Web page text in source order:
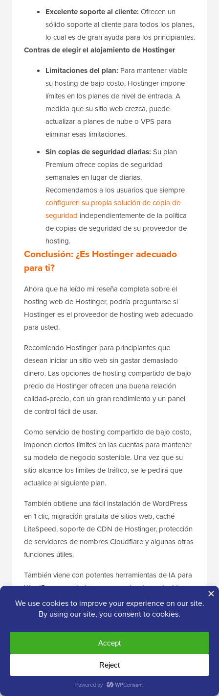
Excelente soporte al cliente: Ofrecen un
sólido soporte al cliente para todos los planes,
lo cual es de gran ayuda para los principiantes.
Contras de elegir el alojamiento de Hostinger
Limitaciones del plan: Para mantener viable
su hosting de bajo costo, Hostinger impone
límites en los planes de nivel de entrada. A
medida que su sitio web crezca, puede
actualizar a planes de nube o VPS para
eliminar esas limitaciones.
Sin copias de seguridad diarias: Su plan
Premium ofrece copias de seguridad
semanales en lugar de diarias.
Recomendamos a los usuarios que siempre
configuren su propia solución de copia de
seguridad independientemente de la política
de copias de seguridad de su proveedor de
hosting.
Conclusión: ¿Es Hostinger adecuado
para ti?
Ahora que ha leído mi reseña completa sobre el
hosting web de Hostinger, podría preguntarse si
Hostinger es el proveedor de hosting web adecuado
para usted.
Recomiendo Hostinger para principiantes que
desean iniciar un sitio web sin gastar demasiado
dinero. Las opciones de hosting compartido de bajo
precio de Hostinger ofrecen una buena relación
calidad-precio, con un gran rendimiento y un panel
de control fácil de usar.
Como servicio de hosting compartido de bajo costo,
imponen ciertos límites en las cuentas para mantener
su modelo de negocio sostenible. Una vez que su
sitio alcance los límites de tráfico, se le pedirá que
actualice al siguiente plan.
También obtiene una fácil instalación de WordPress
en 1 clic, migración gratuita de sitios web, caché
LiteSpeed, soporte de CDN de Hostinger, protección
de servidores de nombres Cloudflare y algunas otras
funciones útiles.
También viene con potentes herramientas de IA para
WordPress, que incluyen un creador de contenido
con IA, un constructor de sitios web con IA, un
asistente de IA llamado Kodee y un solucionador de
instalar cualquier plugin de WordPress, plantillas,
constructores de páginas de arrastrar y soltar, y más.
¿Listo para empezar con Hostinger?
para seleccionar tu plan de Hostinger